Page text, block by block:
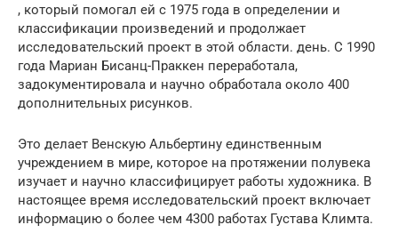
, который помогал ей с 1975 года в определении и
классификации произведений и продолжает
исследовательский проект в этой области. день. С 1990
года Мариан Бисанц-Праккен переработала,
задокументировала и научно обработала около 400
дополнительных рисунков.
Это делает Венскую Альбертину единственным
учреждением в мире, которое на протяжении полувека
изучает и научно классифицирует работы художника. В
настоящее время исследовательский проект включает
информацию о более чем 4300 работах Густава Климта.